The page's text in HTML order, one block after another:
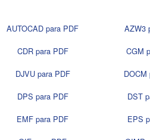
AUTOCAD para PDF AZW3
CDR para PDF CGM
DJVU para PDF DOCM
DPS para PDF DST
EMF para PDF EPS